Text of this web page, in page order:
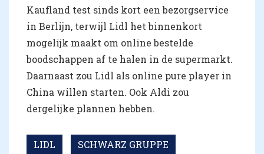
Kaufland test sinds kort een bezorgservice
in Berlijn, terwijl Lidl het binnenkort
mogelijk maakt om online bestelde
boodschappen af te halen in de supermarkt.
Daarnaast zou Lidl als online pure player in
China willen starten. Ook Aldi zou
dergelijke plannen hebben.
LIDL SCHWARZ GRUPPE